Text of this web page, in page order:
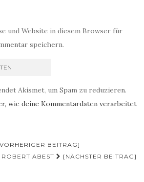
und Website in diesem Browser für
speichern.
Akismet, um Spam zu reduzieren.
wie deine Kommentardaten verarbeitet
BEITRAG]
ROBERT ABEST
[NÄCHSTER BEITRAG]